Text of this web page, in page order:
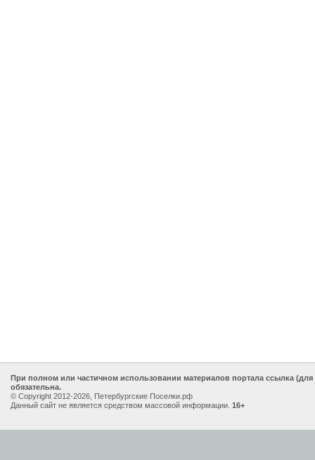
При полном или частичном использовании материалов портала ссылка
обязательна.
© Copyright 2012-2026, Петербургские Поселки.рф
Данный сайт не является средством массовой информации. 16+